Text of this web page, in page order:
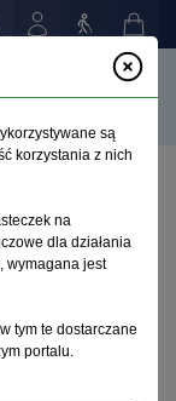
na
są
korzystania z nich
na
dla działania
wymagana jest
tym te dostarczane
portalu.